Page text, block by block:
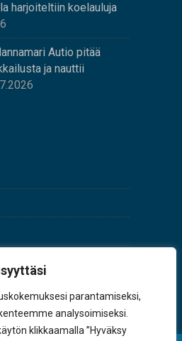
parantamiseksi,
analysoimiseksi.
klikkaamalla ”Hyväksy
harjoiteltiin koelauluja
Autio pitää
ja nauttii